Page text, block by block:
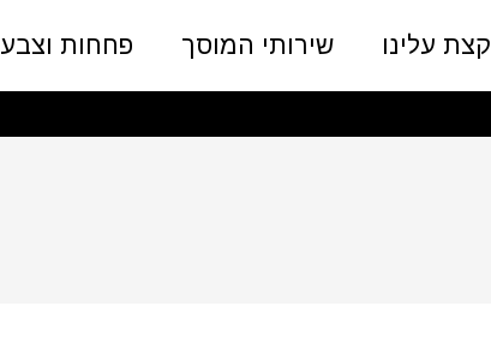
קצת עלינו שירותי המוסך פחחות וצבע